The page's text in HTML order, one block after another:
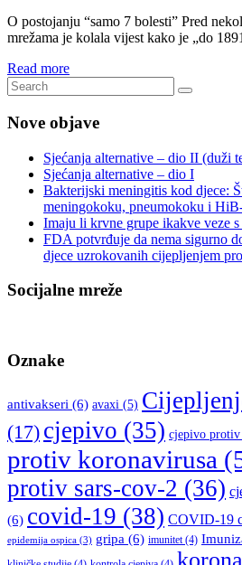
O postojanju “samo 7 bolesti” Pred
mrežama je kolala vijest kako je „do
Read more
Nove objave
Sjećanja alternative – dio II (duži
Sjećanja alternative – dio I
Bakterijski meningitis kod djece:
meningokoku, pneumokoku i
Imaju li krvne grupe ikakve veze
FDA potvrđuje da nema sigurno
djece uzrokovanih cijepljenjem
Socijalne mreže
Oznake
antivakseri (6) avaxi (5)
(17) cjepivo (35) cjepivo protiv
protiv koronavirusa
protiv sars-cov-2 (36)
(6) covid-19 (38) COVID-19
epidemija ospica (3) gripa (6) imunitet(4)